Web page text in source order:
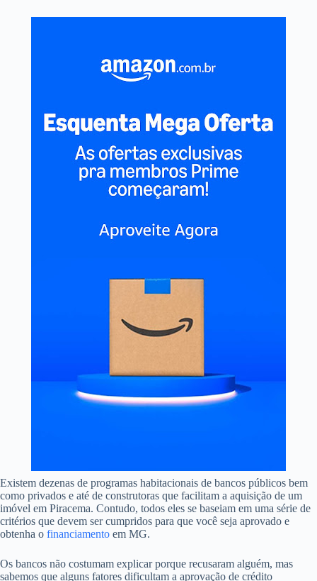
Existem dezenas de programas habitacionais de bancos públicos bem
como privados e até de construtoras que facilitam a aquisição de um
imóvel em Piracema. Contudo, todos eles se baseiam em uma série de
critérios que devem ser cumpridos para que você seja aprovado e
obtenha o financiamento em MG.
Os bancos não costumam explicar porque recusaram alguém, mas
sabemos que alguns fatores dificultam a aprovação de crédito